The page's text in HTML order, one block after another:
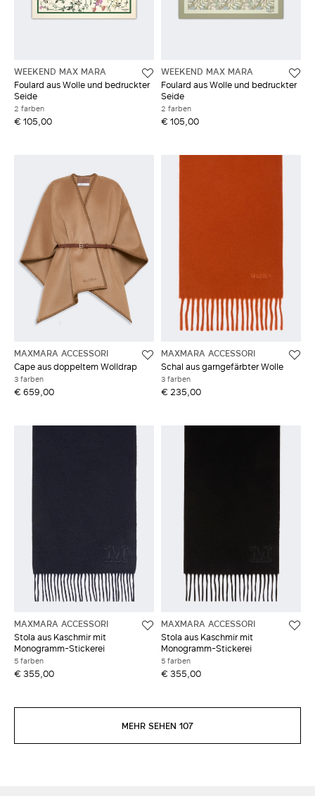
WEEKEND MAX MARA
Foulard aus Wolle und bedruckter
Seide
2 farben
€ 105,00
WEEKEND MAX MARA
Foulard aus Wolle und bedruckter
Seide
2 farben
€ 105,00
MAXMARA ACCESSORI
Cape aus doppeltem Wolldrap
3 farben
€ 659,00
MAXMARA ACCESSORI
Schal aus garngefärbter Wolle
3 farben
€ 235,00
MAXMARA ACCESSORI
Stola aus Kaschmir mit
Monogramm-Stickerei
5 farben
€ 355,00
MAXMARA ACCESSORI
Stola aus Kaschmir mit
Monogramm-Stickerei
5 farben
€ 355,00
MEHR SEHEN 107